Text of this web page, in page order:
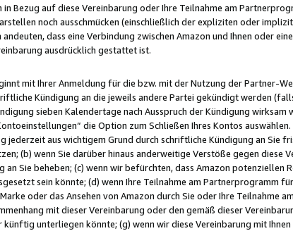
Bezug auf diese Vereinbarung oder Ihre Teilnahme am
noch ausschmücken (einschließlich der expliziten oder
dass eine Verbindung zwischen Amazon und Ihnen oder
ausdrücklich gestattet ist.
mit Ihrer Anmeldung für die bzw. mit der Nutzung der Partner-
Kündigung an die jeweils andere Partei gekündigt werden
sieben Kalendertage nach Ausspruch der Kündigung
die Option zum Schließen Ihres Kontos auswählen.
jederzeit aus wichtigem Grund durch schriftliche Kündigung an Sie
(b) wenn Sie darüber hinaus anderweitige Verstöße gegen diese
an Sie beheben; (c) wenn wir befürchten, dass Amazon
sein könnte; (d) wenn Ihre Teilnahme am Partnerprogramm
oder das Ansehen von Amazon durch Sie oder Ihre
mit dieser Vereinbarung oder den gemäß dieser
unterliegen könnte; (g) wenn wir diese Vereinbarung mit